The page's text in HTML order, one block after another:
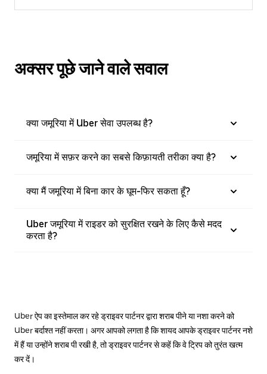
अक्सर पूछे जाने वाले सवाल
क्या जमूरिया में Uber सेवा उपलब्ध है?
जमूरिया में सफ़र करने का सबसे किफ़ायती तरीका क्या है?
क्या मैं जमूरिया में बिना कार के घूम-फिर सकता हूँ?
Uber जमूरिया में राइडर को सुरक्षित रखने के लिए कैसे मदद
करता है?
Uber ऐप का इस्तेमाल कर रहे ड्राइवर पार्टनर द्वारा शराब पीने या नशा करने को
Uber बर्दाश्त नहीं करता। अगर आपको लगता है कि शायद आपके ड्राइवर पार्टनर नशे
में हैं या उन्होंने शराब पी रखी है, तो ड्राइवर पार्टनर से कहें कि वे ट्रिप को तुरंत खत्म
कर दें।